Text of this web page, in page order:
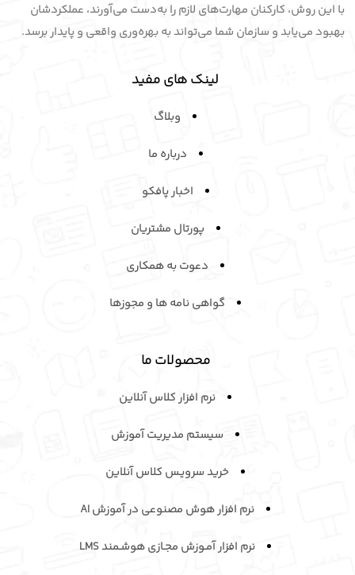
با این روش، کارکنان مهارت‌های لازم را به‌دست می‌آورند، عملکردشان
بهبود می‌یابد و سازمان شما می‌تواند به بهره‌وری واقعی و پایدار برسد.
لینک های مفید
وبلاگ
درباره ما
اخبار پافکو
پورتال مشتریان
دعوت به همکاری
گواهی نامه ها و مجوزها
محصولات ما
نرم افزار کلاس آنلاین
سیستم مدیریت آموزش
خرید سرویـس کلاس آنلاین
نرم افزار هوش مصنوعی در آموزش AI
نرم افزار آمـوزش مجـازی هوشـمند LMS